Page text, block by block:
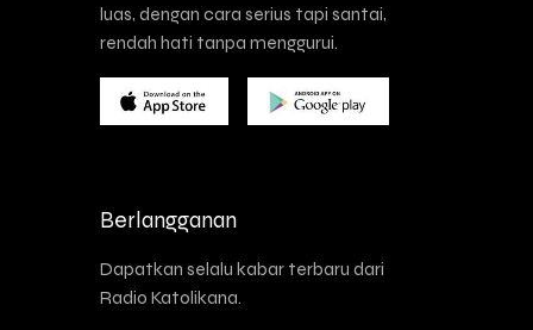
luas, dengan cara serius tapi santai,
rendah hati tanpa menggurui.
Berlangganan
Dapatkan selalu kabar terbaru dari
Radio Katolikana.